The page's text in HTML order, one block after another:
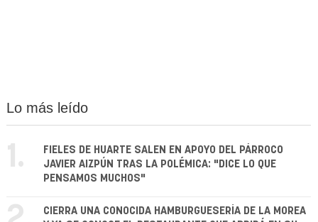
Lo más leído
1.
FIELES DE HUARTE SALEN EN APOYO DEL PÁRROCO
JAVIER AIZPÚN TRAS LA POLÉMICA: "DICE LO QUE
PENSAMOS MUCHOS"
CIERRA UNA CONOCIDA HAMBURGUESERÍA DE LA MOREA